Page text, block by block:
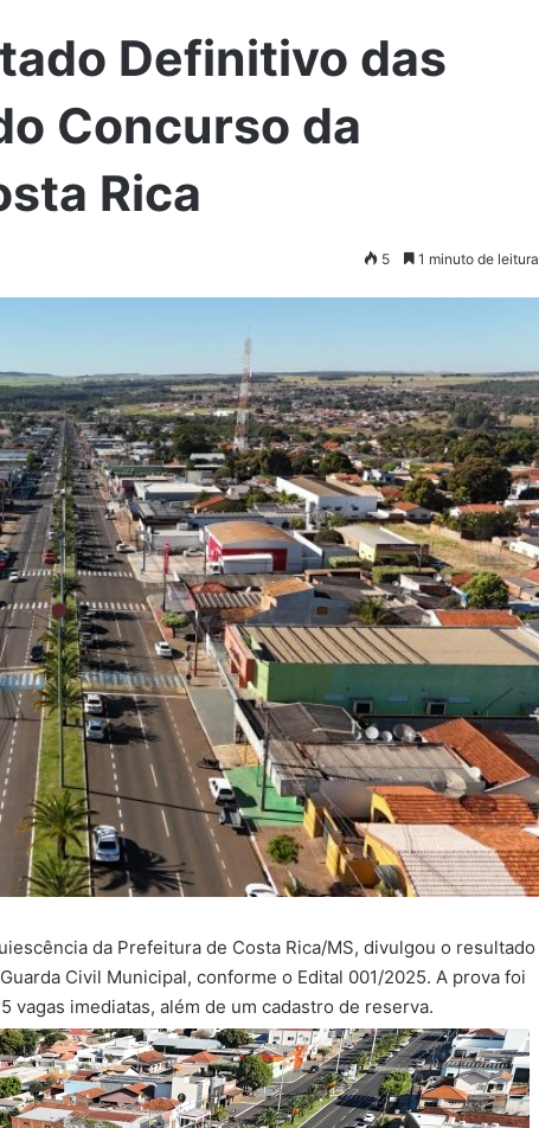
Definitivo das
Concurso da
Rica
5 1 minuto de leitura
da Prefeitura de Costa Rica/MS, divulgou o resultado
Civil Municipal, conforme o Edital 001/2025. A prova foi
imediatas, além de um cadastro de reserva.